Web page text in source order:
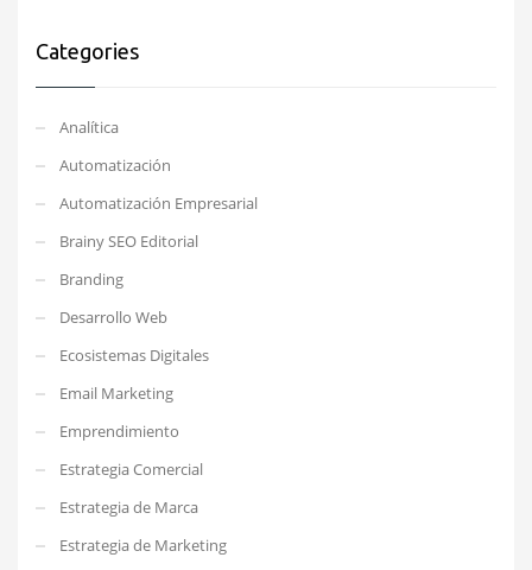
Categories
Analítica
Automatización
Automatización Empresarial
Brainy SEO Editorial
Branding
Desarrollo Web
Ecosistemas Digitales
Email Marketing
Emprendimiento
Estrategia Comercial
Estrategia de Marca
Estrategia de Marketing